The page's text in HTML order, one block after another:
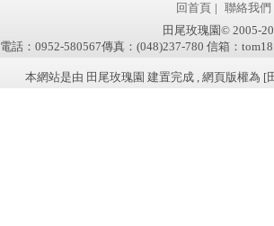
回首頁 | 聯絡我們
田尾玫瑰園© 2005-
電話：0952-580567傳真：(048)237-780 信箱：
本網站是由 田尾玫瑰園 建置完成 , 網頁版權為